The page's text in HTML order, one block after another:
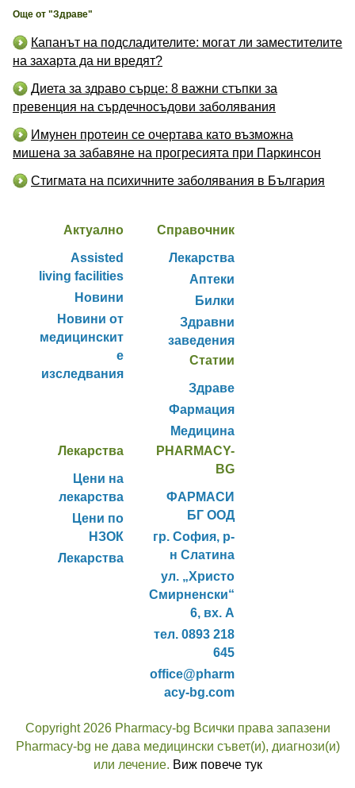
Още от "Здраве"
Капанът на подсладителите: могат ли заместителите
на захарта да ни вредят?
Диета за здраво сърце: 8 важни стъпки за
превенция на сърдечносъдови заболявания
Имунен протеин се очертава като възможна
мишена за забавяне на прогресията при Паркинсон
Стигмата на психичните заболявания в България
Актуално
Assisted
living facilities
Новини
Новини от
медицинскит
е
изследвания
Справочник
Лекарства
Аптеки
Билки
Здравни
заведения
Статии
Здраве
Фармация
Медицина
Лекарства
Цени на
лекарства
Цени по
НЗОК
Лекарства
PHARMACY-
BG
ФАРМАСИ
БГ ООД
гр. София, р-
н Слатина
ул. „Христо
Смирненски“
6, вх. А
тел. 0893 218
645
office@pharm
acy-bg.com
Copyright 2026 Pharmacy-bg Всички права запазени
Pharmacy-bg не дава медицински съвет(и), диагнози(и)
или лечение. Виж повече тук